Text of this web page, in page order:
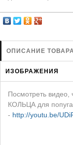
НОВИНКИ ДЛЯ
КНИГИ О ГОЛУБЯХ
ТОВАРЫ ДЛЯ
ТОВАРЫ ДЛЯ КУР И
ОПИСАНИЕ
ИЗОБРАЖЕНИЯ
Посмотреть
КОЛЬЦА для
- http://youtu.be/